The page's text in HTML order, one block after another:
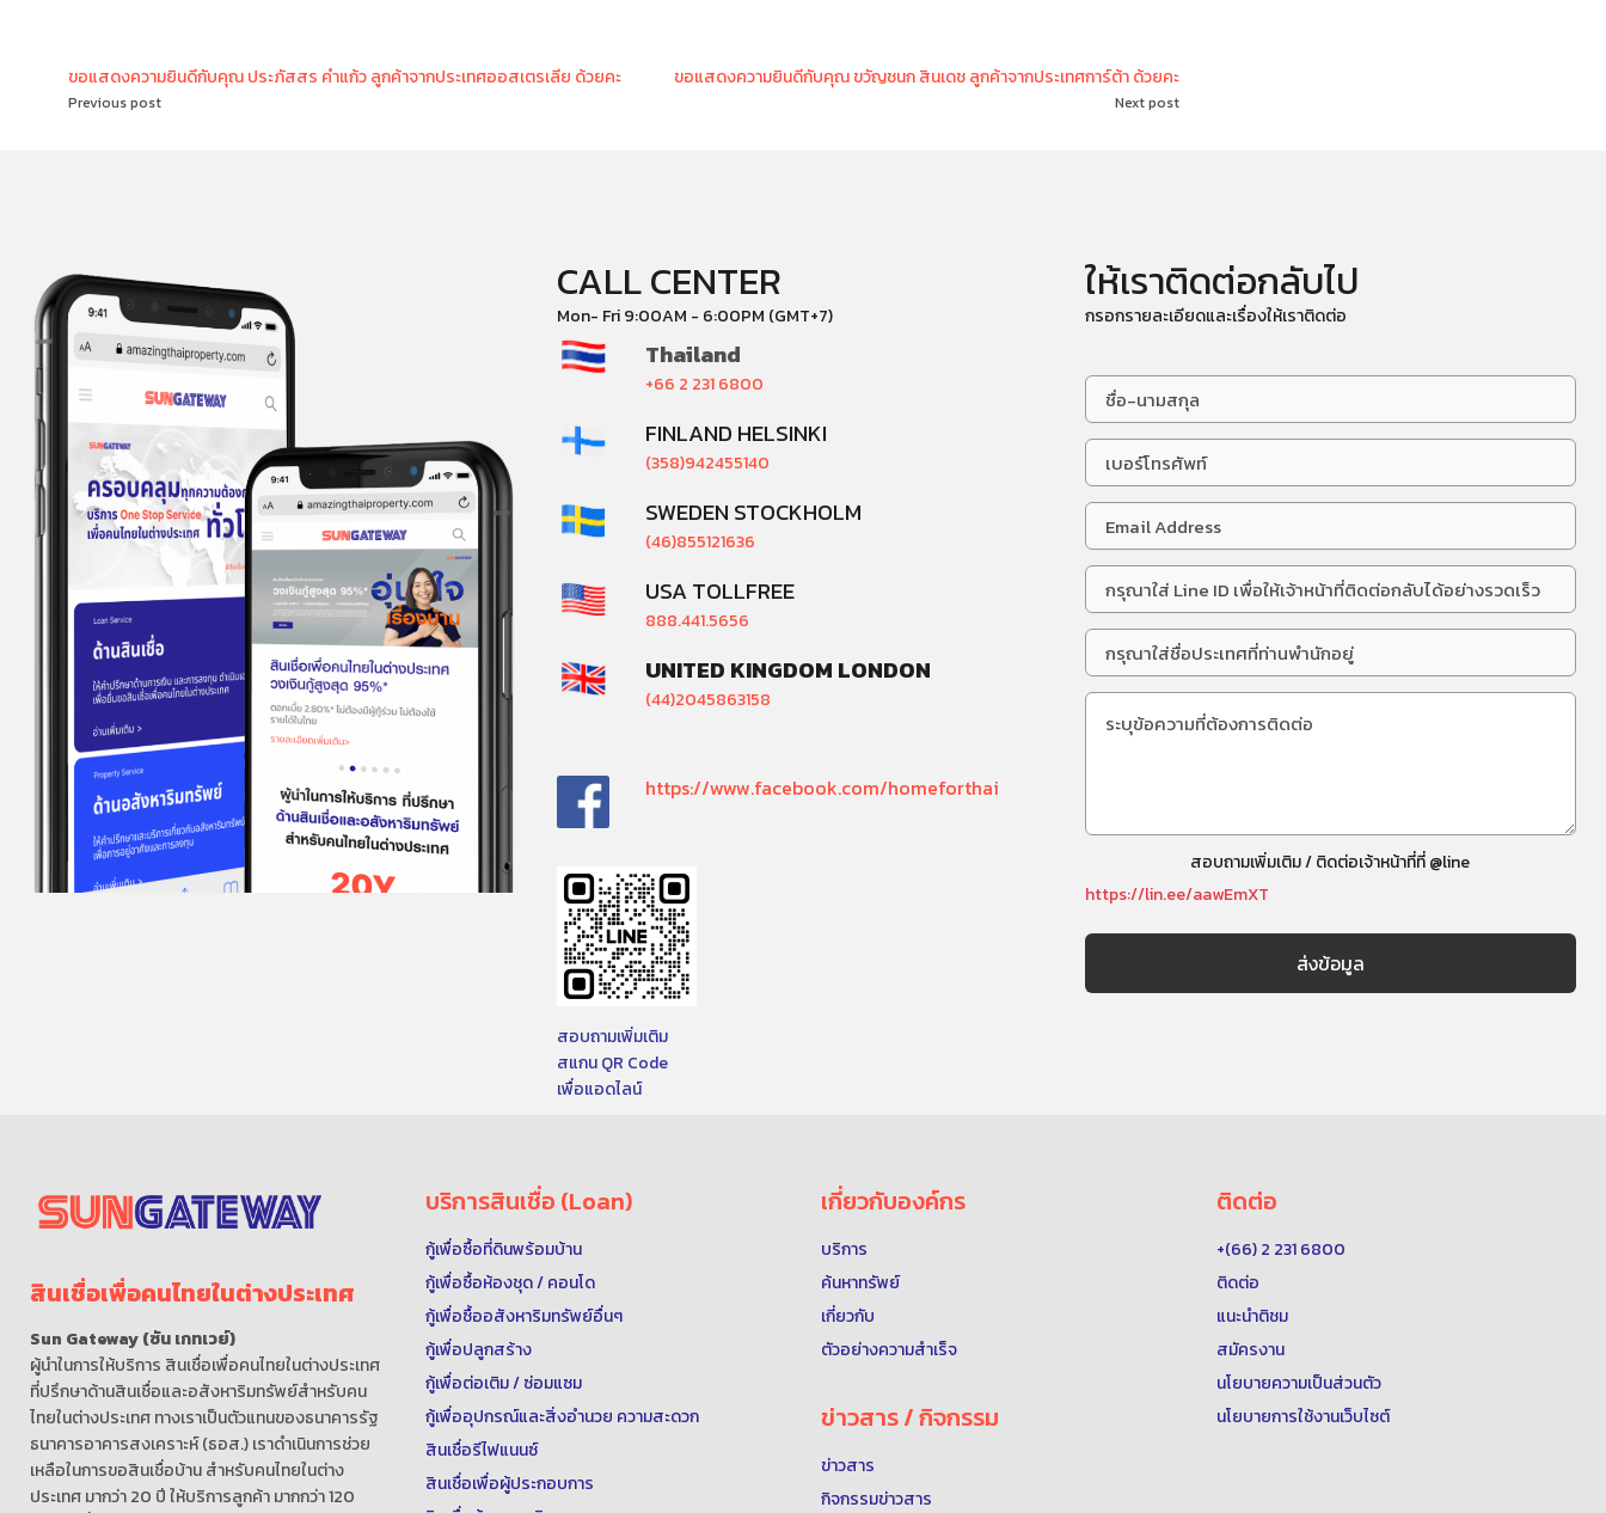
ขอแสดงความยินดีกับคุณ ประภัสสร คำแก้ว ลูกค้าจากประเทศออสเตรเลีย ด้วยคะ
Previous post
ขอแสดงความยินดีกับคุณ ขวัญชนก สินเดช ลูกค้าจากประเทศการ์ต้า ด้วยคะ
Next post
CALL CENTER
Mon- Fri 9:00AM - 6:00PM (GMT+7)
Thailand
+66 2 231 6800
FINLAND HELSINKI
(358)942455140
SWEDEN STOCKHOLM
(46)855121636
USA TOLLFREE
888.441.5656
UNITED KINGDOM LONDON
(44)2045863158
https://www.facebook.com/homeforthai
สอบถามเพิ่มเติม
สแกน QR Code
เพื่อแอดไลน์
ให้เราติดต่อกลับไป
กรอกรายละเอียดและเรื่องให้เราติดต่อ
สอบถามเพิ่มเติม / ติดต่อเจ้าหน้าที่ที่ @line
https://lin.ee/aawEmXT
สินเชื่อเพื่อคนไทยในต่างประเทศ
Sun Gateway (ซัน เกทเวย์)
ผู้นำในการให้บริการ สินเชื่อเพื่อคนไทยในต่างประเทศ
ที่ปรึกษาด้านสินเชื่อและอสังหาริมทรัพย์สำหรับคน
ไทยในต่างประเทศ ทางเราเป็นตัวแทนของธนาคารรัฐ
ธนาคารอาคารสงเคราะห์ (ธอส.) เราดำเนินการช่วย
เหลือในการขอสินเชื่อบ้าน สำหรับคนไทยในต่าง
ประเทศ มากว่า 20 ปี ให้บริการลูกค้า มากกว่า 120
บริการสินเชื่อ (Loan)
กู้เพื่อซื้อที่ดินพร้อมบ้าน
กู้เพื่อซื้อห้องชุด / คอนโด
กู้เพื่อซื้ออสังหาริมทรัพย์อื่นๆ
กู้เพื่อปลูกสร้าง
กู้เพื่อต่อเติม / ซ่อมแซม
กู้เพื่ออุปกรณ์และสิ่งอำนวย ความสะดวก
สินเชื่อรีไฟแนนซ์
สินเชื่อเพื่อผู้ประกอบการ
เกี่ยวกับองค์กร
บริการ
ค้นหาทรัพย์
เกี่ยวกับ
ตัวอย่างความสำเร็จ
ข่าวสาร / กิจกรรม
ข่าวสาร
กิจกรรมข่าวสาร
ติดต่อ
+(66) 2 231 6800
ติดต่อ
แนะนำติชม
สมัครงาน
นโยบายความเป็นส่วนตัว
นโยบายการใช้งานเว็บไซต์